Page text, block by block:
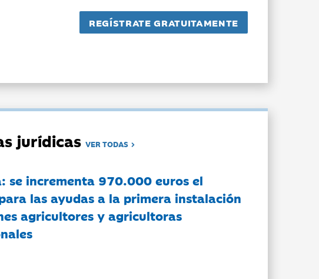
jurídicasVER TODAS
se incrementa 970.000 euros el
las ayudas a la primera instalación
agricultores y agricultoras